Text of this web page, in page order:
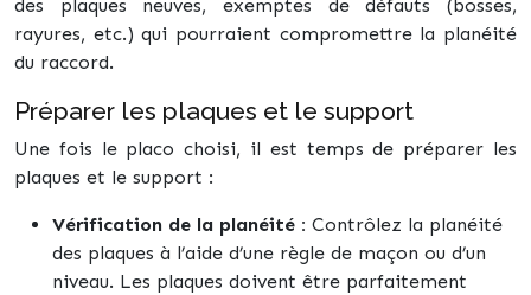
des plaques neuves, exemptes de défauts (bosses,
rayures, etc.) qui pourraient compromettre la planéité
du raccord.
Préparer les plaques et le support
Une fois le placo choisi, il est temps de préparer les
plaques et le support :
Vérification de la planéité : Contrôlez la planéité
des plaques à l’aide d’une règle de maçon ou d’un
niveau. Les plaques doivent être parfaitement